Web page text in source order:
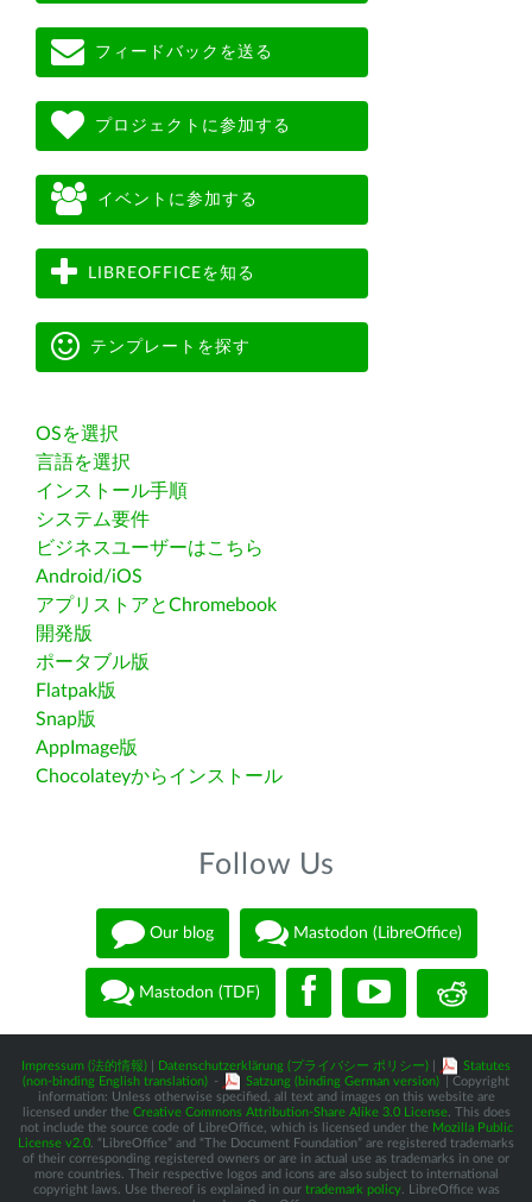
フィードバックを送る
プロジェクトに参加する
イベントに参加する
LIBREOFFICEを知る
テンプレートを探す
OSを選択
言語を選択
インストール手順
システム要件
ビジネスユーザーはこちら
Android/iOS
アプリストアとChromebook
開発版
ポータブル版
Flatpak版
Snap版
AppImage版
Chocolateyからインストール
Follow Us
Our blog Mastodon (LibreOffice)
Mastodon (TDF)
Impressum (法的情報) Datenschutzerklärung (プライバシー ポリシー)
Statutes
(non-binding English translation) - Satzung (binding German version)
| Copyright
information: Unless otherwise specified, all text and images on this website are
licensed under the Creative Commons Attribution-Share Alike 3.0 License. This does
not include the source code of LibreOffice, which is licensed under the Mozilla Public
License v2.0 . “LibreOffice” and “The Document Foundation” are registered trademarks
of their corresponding registered owners or are in actual use as trademarks in one or
more countries. Their respective logos and icons are also subject to international
copyright laws. Use thereof is explained in our trademark policy. LibreOffice was